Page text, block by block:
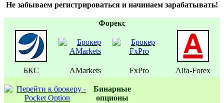
Не забываем регистрироваться и начинаем зарабатывать!
Форекс
БКС AMarkets FxPro Alfa-Forex
Бинаpные
oпционы